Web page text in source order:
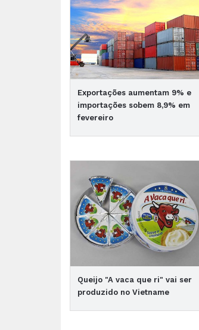
Exportações aumentam 9% e
importações sobem 8,9% em
fevereiro
Queijo "A vaca que ri" vai ser
produzido no Vietname